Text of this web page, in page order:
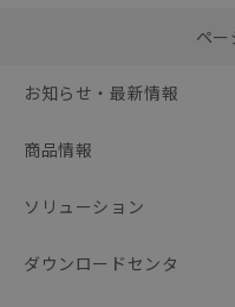
括ダウ
ペー
お知らせ・最新情報
商品情報
ソリューション
ダウンロードセンタ